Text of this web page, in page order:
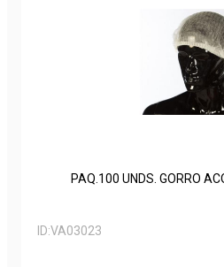
PAQ.100 UNDS. GORRO
ID:VA03023